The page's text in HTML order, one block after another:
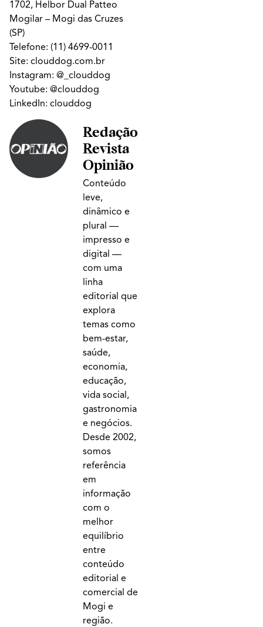
1702, Helbor Dual Patteo
Mogilar – Mogi das Cruzes
(SP)
Telefone: (11) 4699-0011
Site: clouddog.com.br
Instagram: @_clouddog
Youtube: @clouddog
LinkedIn: clouddog
Redação
Revista
Opinião
Conteúdo
leve,
dinâmico e
plural —
impresso e
digital —
com uma
linha
editorial que
explora
temas como
bem-estar,
saúde,
economia,
educação,
vida social,
gastronomia
e negócios.
Desde 2002,
somos
referência
em
informação
com o
melhor
equilíbrio
entre
conteúdo
editorial e
comercial de
Mogi e
região.